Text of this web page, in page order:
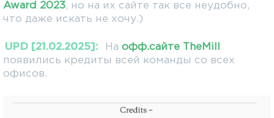
Award 2023, но на их сайте так все неудобно,
что даже искать не хочу.)
UPD [21.02.2025]: Наофф.сайте TheMill
появились кредиты всей команды со всех
офисов.